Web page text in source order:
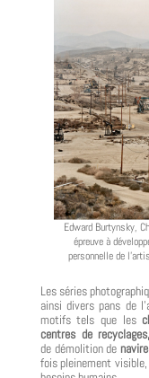
Edward Burtynsky,
épreuve à
personnelle de
Les séries
ainsi divers pans de
motifs tels que les
centres de
de démolition de
fois pleinement